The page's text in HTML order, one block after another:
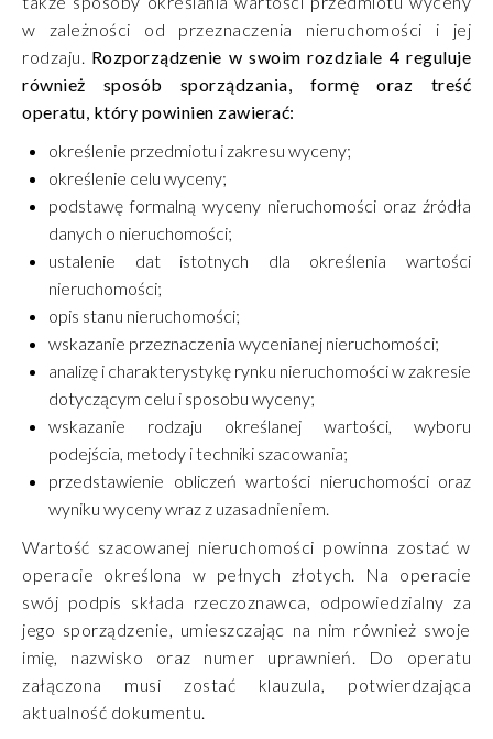
w zależności od przeznaczenia nieruchomości i jej
rodzaju. Rozporządzenie w swoim rozdziale 4 reguluje
również sposób sporządzania, formę oraz treść
operatu, który powinien zawierać:
określenie przedmiotu i zakresu wyceny;
określenie celu wyceny;
podstawę formalną wyceny nieruchomości oraz źródła
danych o nieruchomości;
ustalenie dat istotnych dla określenia wartości
nieruchomości;
opis stanu nieruchomości;
wskazanie przeznaczenia wycenianej nieruchomości;
analizę i charakterystykę rynku nieruchomości w zakresie
dotyczącym celu i sposobu wyceny;
wskazanie rodzaju określanej wartości, wyboru
podejścia, metody i techniki szacowania;
przedstawienie obliczeń wartości nieruchomości oraz
wyniku wyceny wraz z uzasadnieniem.
Wartość szacowanej nieruchomości powinna zostać w
operacie określona w pełnych złotych. Na operacie
swój podpis składa rzeczoznawca, odpowiedzialny za
jego sporządzenie, umieszczając na nim również swoje
imię, nazwisko oraz numer uprawnień. Do operatu
załączona musi zostać klauzula, potwierdzająca
aktualność dokumentu.